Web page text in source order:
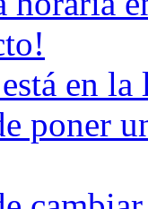
en la
poner